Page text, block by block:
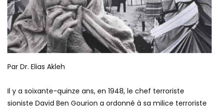
Par Dr. Elias Akleh
Il y a soixante-quinze ans, en 1948, le chef terroriste
sioniste David Ben Gourion a ordonné à sa milice terroriste